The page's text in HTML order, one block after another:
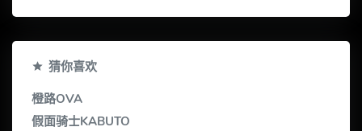
猜你喜欢
橙路OVA
假面骑士KABUTO